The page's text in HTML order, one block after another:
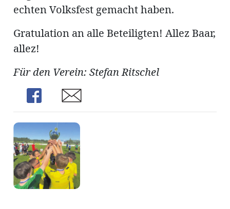
echten Volksfest gemacht haben.
Gratulation an alle Beteiligten! Allez Baar,
allez!
Für den Verein: Stefan Ritschel
Share
Share